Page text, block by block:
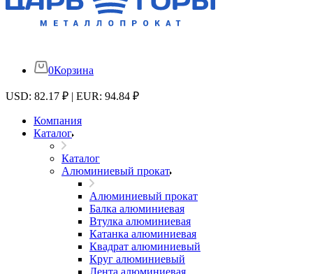
0Корзина
USD: 82.17 ₽ | EUR: 94.84 ₽
Компания
Каталог
Каталог
Алюминиевый прокат
Алюминиевый прокат
Балка алюминиевая
Втулка алюминиевая
Катанка алюминиевая
Квадрат алюминиевый
Круг алюминиевый
Лента алюминиевая